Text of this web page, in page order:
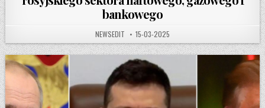
bankowego
AUTHOR:
NEWSEDIT PUBLISHED DATE:
15-03-2025